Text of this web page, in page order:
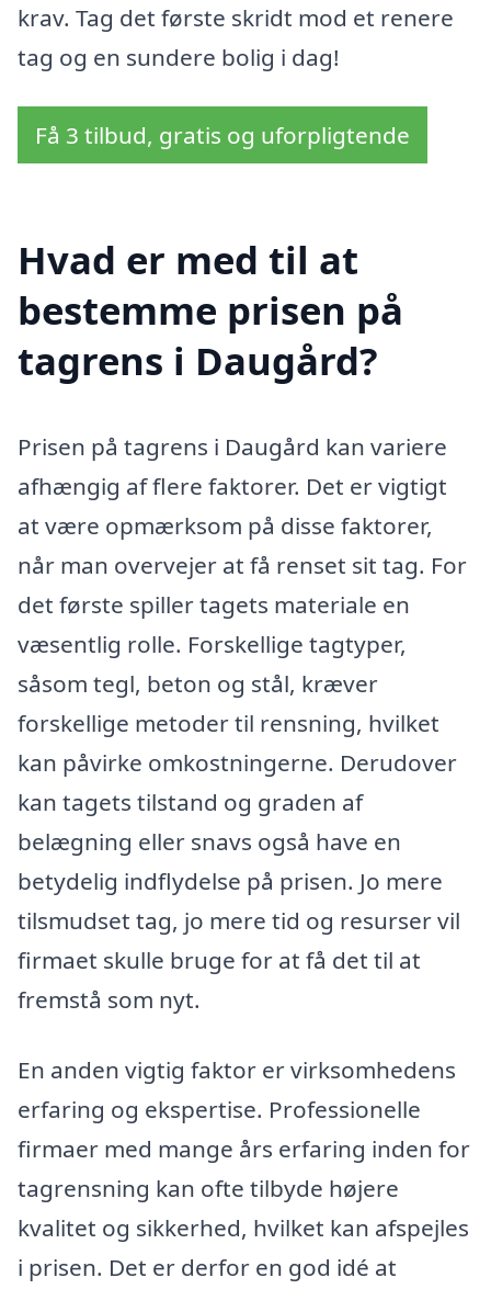
krav. Tag det første skridt mod et renere
tag og en sundere bolig i dag!
Få 3 tilbud, gratis og uforpligtende
Hvad er med til at
bestemme prisen på
tagrens i Daugård?
Prisen på tagrens i Daugård kan variere
afhængig af flere faktorer. Det er vigtigt
at være opmærksom på disse faktorer,
når man overvejer at få renset sit tag. For
det første spiller tagets materiale en
væsentlig rolle. Forskellige tagtyper,
såsom tegl, beton og stål, kræver
forskellige metoder til rensning, hvilket
kan påvirke omkostningerne. Derudover
kan tagets tilstand og graden af
belægning eller snavs også have en
betydelig indflydelse på prisen. Jo mere
tilsmudset tag, jo mere tid og resurser vil
firmaet skulle bruge for at få det til at
fremstå som nyt.
En anden vigtig faktor er virksomhedens
erfaring og ekspertise. Professionelle
firmaer med mange års erfaring inden for
tagrensning kan ofte tilbyde højere
kvalitet og sikkerhed, hvilket kan afspejles
i prisen. Det er derfor en god idé at